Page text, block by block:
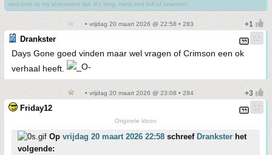
welcome to my submarine lair. It's long, hard and full of seamen!
• vrijdag 20 maart 2026 @ 22:58 • 283
Drankster
Days Gone goed vinden maar wel vragen of Crimson een ok
verhaal heeft.
• vrijdag 20 maart 2026 @ 23:08 • 284
Friday12
Originele kloon
Op vrijdag 20 maart 2026 22:58 schreef Drankster het
volgende: